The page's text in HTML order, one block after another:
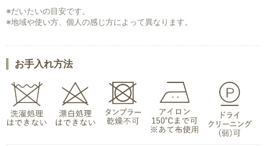
※だいたいの目安です。
※地域や使い方、個人の感じ方によって異なります。
お手入れ方法